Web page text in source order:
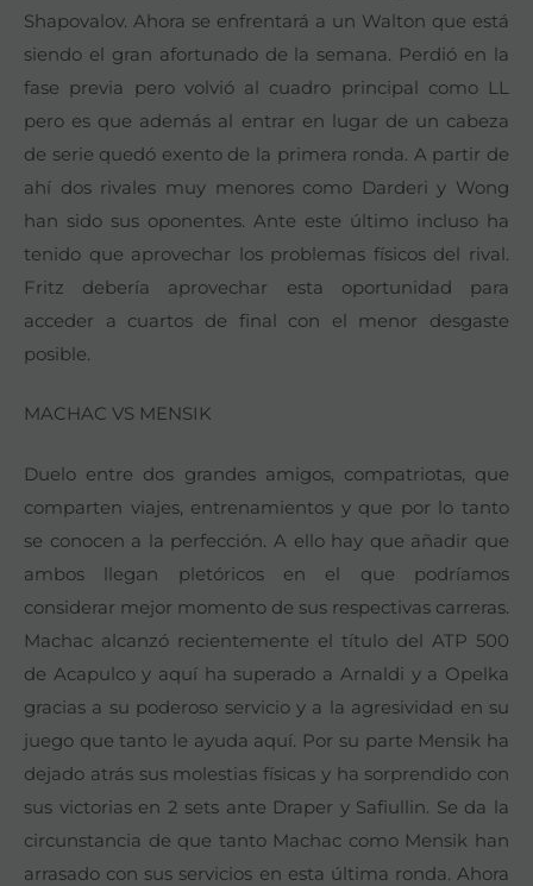
Shapovalov. Ahora se enfrentará a un Walton que está
siendo el gran afortunado de la semana. Perdió en la
fase previa pero volvió al cuadro principal como LL
pero es que además al entrar en lugar de un cabeza
de serie quedó exento de la primera ronda. A partir de
ahí dos rivales muy menores como Darderi y Wong
han sido sus oponentes. Ante este último incluso ha
tenido que aprovechar los problemas físicos del rival.
Fritz debería aprovechar esta oportunidad para
acceder a cuartos de final con el menor desgaste
posible.
MACHAC VS MENSIK
Duelo entre dos grandes amigos, compatriotas, que
comparten viajes, entrenamientos y que por lo tanto
se conocen a la perfección. A ello hay que añadir que
ambos llegan pletóricos en el que podríamos
considerar mejor momento de sus respectivas carreras.
Machac alcanzó recientemente el título del ATP 500
de Acapulco y aquí ha superado a Arnaldi y a Opelka
gracias a su poderoso servicio y a la agresividad en su
juego que tanto le ayuda aquí. Por su parte Mensik ha
dejado atrás sus molestias físicas y ha sorprendido con
sus victorias en 2 sets ante Draper y Safiullin. Se da la
circunstancia de que tanto Machac como Mensik han
arrasado con sus servicios en esta última ronda. Ahora